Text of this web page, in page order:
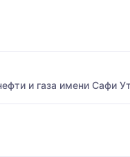
и газа имени Сафи